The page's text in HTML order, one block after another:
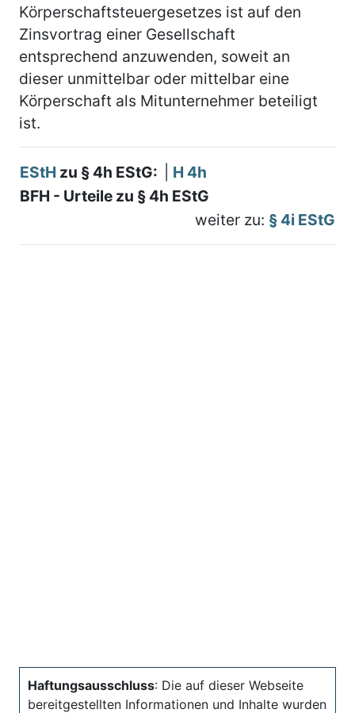
Körperschaftsteuergesetzes ist auf den
Zinsvortrag einer Gesellschaft
entsprechend anzuwenden, soweit an
dieser unmittelbar oder mittelbar eine
Körperschaft als Mitunternehmer beteiligt
ist.
EStH zu § 4h EStG:
H 4h
BFH - Urteile zu § 4h EStG
weiter zu: § 4i EStG
Haftungsausschluss: Die auf dieser Webseite
bereitgestellten Informationen und Inhalte wurden